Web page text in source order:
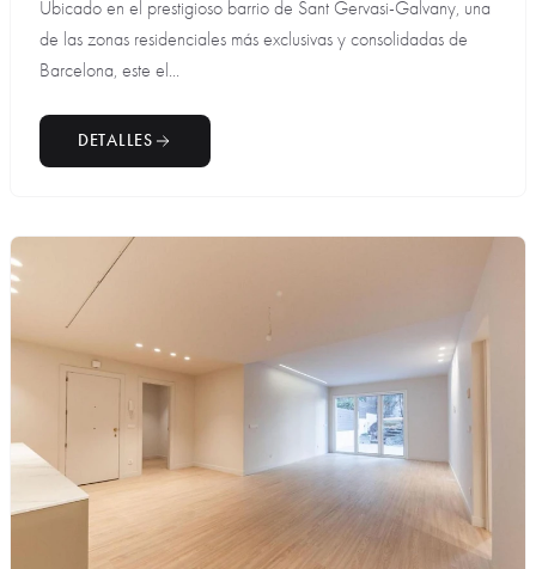
Ubicado en el prestigioso barrio de Sant Gervasi-Galvany, una
de las zonas residenciales más exclusivas y consolidadas de
Barcelona, este el...
DETALLES